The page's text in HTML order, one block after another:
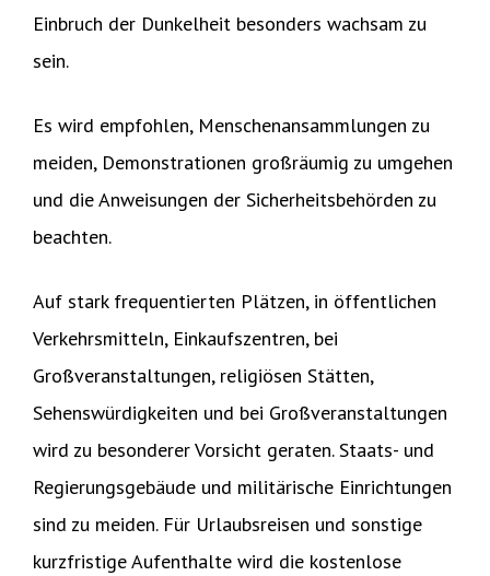
Einbruch der Dunkelheit besonders wachsam zu
sein.
Es wird empfohlen, Menschenansammlungen zu
meiden, Demonstrationen großräumig zu umgehen
und die Anweisungen der Sicherheitsbehörden zu
beachten.
Auf stark frequentierten Plätzen, in öffentlichen
Verkehrsmitteln, Einkaufszentren, bei
Großveranstaltungen, religiösen Stätten,
Sehenswürdigkeiten und bei Großveranstaltungen
wird zu besonderer Vorsicht geraten. Staats- und
Regierungsgebäude und militärische Einrichtungen
sind zu meiden. Für Urlaubsreisen und sonstige
kurzfristige Aufenthalte wird die kostenlose